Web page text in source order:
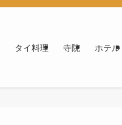
タイ料理 寺院 ホテル